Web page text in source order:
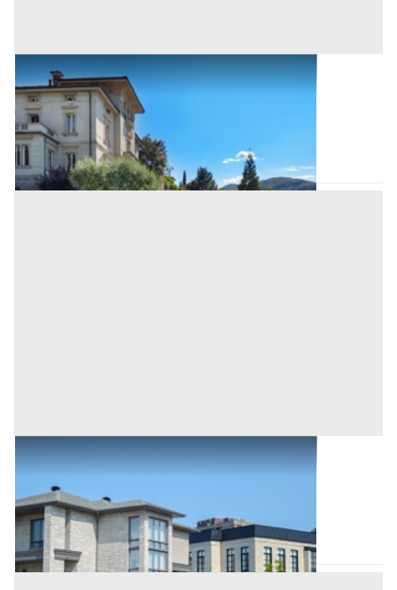
Ville all'asta a Orotelli
Orotelli (Nuoro)
Base d'asta
94.500 €
Asta chiusa
Abitazione di Tipo Civile all'asta a Orotelli
Orotelli (Nuoro)
135.000 €
Asta chiusa